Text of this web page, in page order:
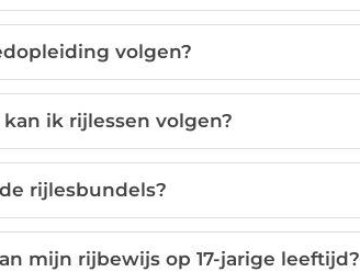
volgen?
ik rijlessen volgen?
rijlesbundels?
mijn rijbewijs op 17-jarige leeftijd?